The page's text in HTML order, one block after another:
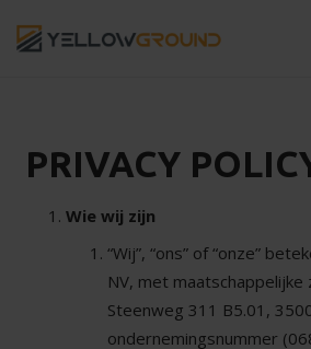
PRIVACY
Wie wij zijn
“Wij”, “ons” of “onze”
NV, met
Steenweg 311 B5.01,
ondernemingsnummer